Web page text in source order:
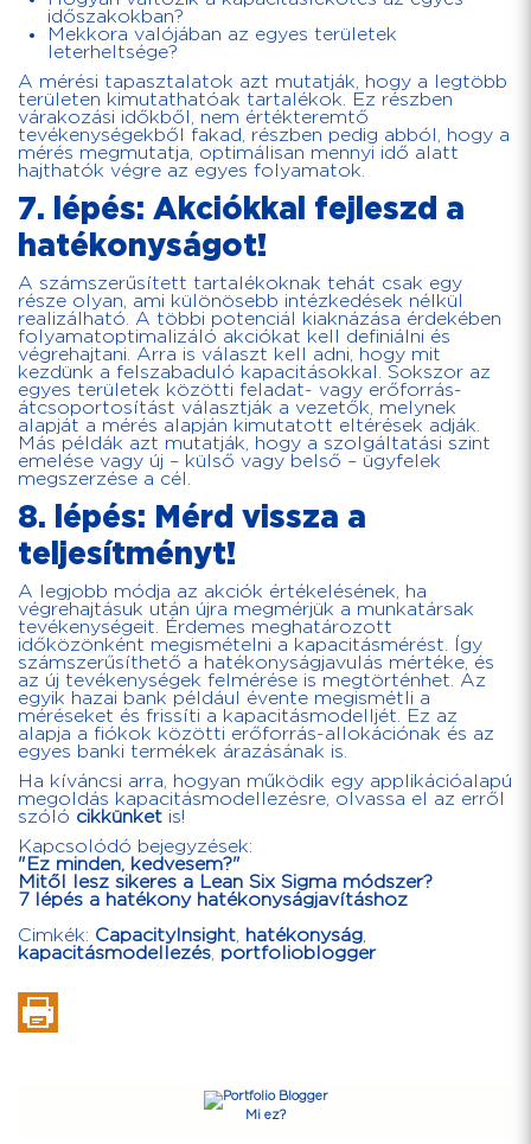
időszakokban?
Mekkora valójában az egyes területek
leterheltsége?
A mérési tapasztalatok azt mutatják, hogy a legtöbb
területen kimutathatóak tartalékok. Ez részben
várakozási időkből, nem értékteremtő
tevékenységekből fakad, részben pedig abból, hogy a
mérés megmutatja, optimálisan mennyi idő alatt
hajthatók végre az egyes folyamatok.
7. lépés: Akciókkal fejleszd a
hatékonyságot!
A számszerűsített tartalékoknak tehát csak egy
része olyan, ami különösebb intézkedések nélkül
realizálható. A többi potenciál kiaknázása érdekében
folyamatoptimalizáló akciókat kell definiálni és
végrehajtani. Arra is választ kell adni, hogy mit
kezdünk a felszabaduló kapacitásokkal. Sokszor az
egyes területek közötti feladat- vagy erőforrás-
átcsoportosítást választják a vezetők, melynek
alapját a mérés alapján kimutatott eltérések adják.
Más példák azt mutatják, hogy a szolgáltatási szint
emelése vagy új – külső vagy belső – ügyfelek
megszerzése a cél.
8. lépés: Mérd vissza a
teljesítményt!
A legjobb módja az akciók értékelésének, ha
végrehajtásuk után újra megmérjük a munkatársak
tevékenységeit. Érdemes meghatározott
időközönként megismételni a kapacitásmérést. Így
számszerűsíthető a hatékonyságjavulás mértéke, és
az új tevékenységek felmérése is megtörténhet. Az
egyik hazai bank például évente megismétli a
méréseket és frissíti a kapacitásmodelljét. Ez az
alapja a fiókok közötti erőforrás-allokációnak és az
egyes banki termékek árazásának is.
Ha kíváncsi arra, hogyan működik egy applikációalapú
megoldás kapacitásmodellezésre, olvassa el az erről
szóló cikkünket is!
Kapcsolódó bejegyzések:
"Ez minden, kedvesem?"
Mitől lesz sikeres a Lean Six Sigma módszer?
7 lépés a hatékony hatékonyságjavításhoz
Cimkék: CapacityInsight hatékonyság
kapacitásmodellezés portfolioblogger
Mi ez?